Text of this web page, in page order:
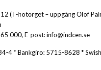
(T-hötorget – uppgång Olof
000, E-post: info@indcen.se
4 * Bankgiro: 5715-8628 *